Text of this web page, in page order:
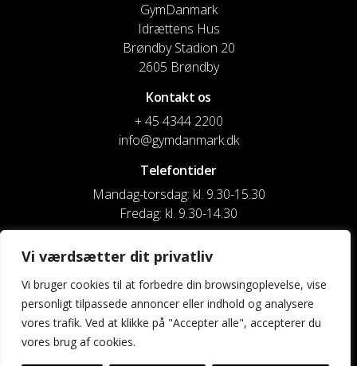
Vi værdsætter dit privatliv
Vi bruger cookies til at forbedre din browsingoplevelse, vise
personligt tilpassede annoncer eller indhold og analysere
vores trafik. Ved at klikke på "Accepter alle", accepterer du
vores brug af cookies.
GymDanmark
Idrættens Hus
Brøndby Stadion 20
2605 Brøndby
Kontakt os
+ 45 4344 2200
info@gymdanmark.dk
Telefontider
Mandag-torsdag: kl. 9.30-15.30
Fredag: kl. 9.30-14.30
CVR nr. 20916818
Reg. & Kontonr.: 4180 3119119022
Privatlivspolitik og cookies